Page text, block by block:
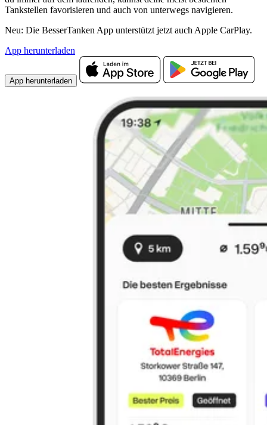
Tankstellen favorisieren und auch von unterwegs navigieren.
Neu: Die BesserTanken App unterstützt jetzt auch Apple CarPlay.
App herunterladen
App herunterladen